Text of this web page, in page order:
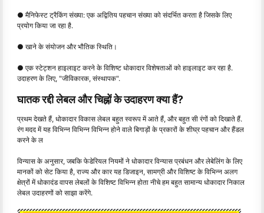
● मैनिफेस्ट ट्रैकिंग संख्या: एक अद्वितिय पहचान संख्या को संदर्भित करता है जिसके लिए
प्रयोग किया जा रहा है.
● खाने के संयोजन और भौतिक स्थिति।
● एक स्टेट्शन हाइलाइट करने के विशिष्ट धोकादार विशेषताओं को हाइलाइट कर रहा है.
उदाहरण के लिए, "जीविकारक, संस्थापक".
घातक रद्दी लेबल और चिह्नों के उदाहरण क्या हैं?
प्रथम देखते हैं, धोकादार विकास लेबल बहुत स्वरूप में आते हैं, और बहुत सी रंगों को दिखाते हैं.
रंग मदद में यह विभिन्न विभिन्न विभिन्न होने वाले बिगाड़ों के प्रकारों के शीघ्र पहचान और हैंडल
करने के ल
विन्यास के अनुसार, जबकि फेडेरियल नियमों ने धोकादार विन्यास प्रबंधन और लेबेलिंग के लिए
मानकों को सेट किया है, राज्य और कार यह डिजाइन, सामग्री और विशिष्ट के विभिन्न अलग
क्षेत्रों में धोकादंड वापस लेबलों के विशिष्ट विभिन्न होता नीचे हम बहुत सामान्य धोकादार निकाल
लेबल उदाहरणों को साझा करेंगे.